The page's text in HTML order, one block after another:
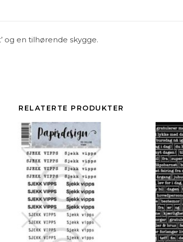
og en tilhørende skygge.
RELATERTE PRODUKTER